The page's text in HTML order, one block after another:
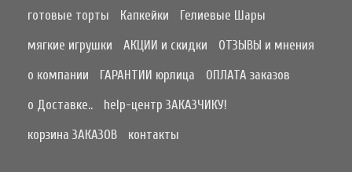
готовые торты
Капкейки
Гелиевые Шары
мягкие игрушки
АКЦИИ и скидки
ОТЗЫВЫ и мнения
о компании
ГАРАНТИИ юрлица
ОПЛАТА заказов
о Доставке..
help-центр ЗАКАЗЧИКУ!
корзина ЗАКАЗОВ
контакты